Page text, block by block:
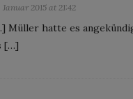
Januar 2015 at 21:42
Müller hatte es
[…]